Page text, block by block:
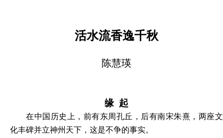
活水流香逸千秋
陈慧瑛
缘 起
在中国历史上，前有东周孔丘，后有南宋朱熹，两座文
化丰碑并立神州天下，这是不争的事实。